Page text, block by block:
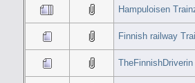
Hampuloisen
Finnish railway